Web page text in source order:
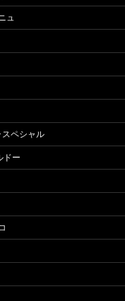
ュ
スペシャル
ドー